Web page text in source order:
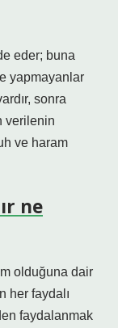
eder; buna
yapmayanlar
sonra
verilenin
ve haram
ne
olduğuna dair
her faydalı
faydalanmak